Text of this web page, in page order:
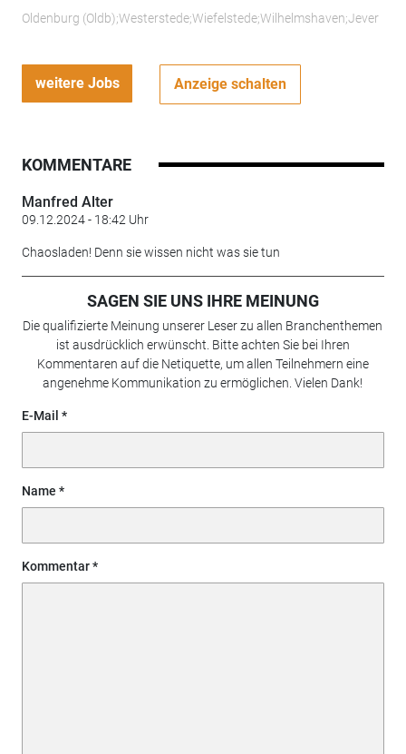
Oldenburg (Oldb);Westerstede;Wiefelstede;Wilhelmshaven;Jever
weitere Jobs Anzeige schalten
KOMMENTARE
Manfred Alter
09.12.2024 - 18:42 Uhr
Chaosladen! Denn sie wissen nicht was sie tun
SAGEN SIE UNS IHRE MEINUNG
Die qualifizierte Meinung unserer Leser zu allen Branchenthemen
ist ausdrücklich erwünscht. Bitte achten Sie bei Ihren
Kommentaren auf die Netiquette, um allen Teilnehmern eine
angenehme Kommunikation zu ermöglichen. Vielen Dank!
E-Mail
Name
Kommentar